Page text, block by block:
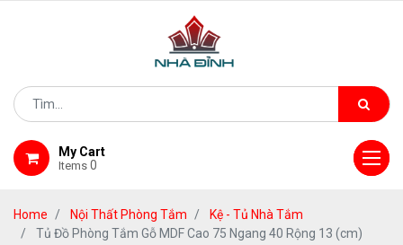
My Cart
Items 0
Home Nội Thất Phòng Tắm
Kệ - Tủ Nhà Tắm
Tủ Đồ Phòng Tắm Gỗ MDF Cao 75 Ngang 40 Rộng 13 (cm)